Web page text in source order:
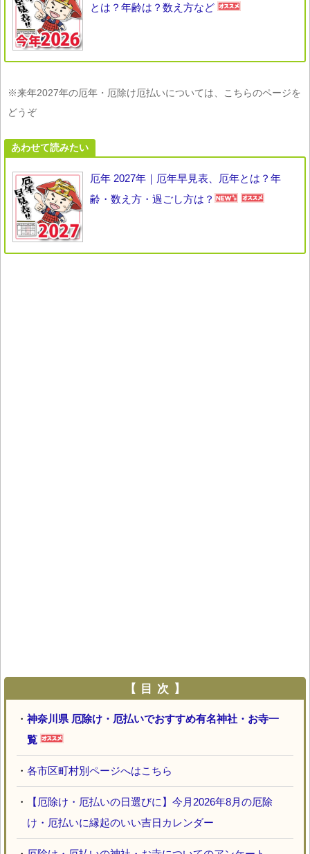
とは？年齢は？数え方など
※来年2027年の厄年・厄除け厄払いについては、こちらのページを
どうぞ
あわせて読みたい
厄年 2027年｜厄年早見表、厄年とは？年
齢・数え方・過ごし方は？
【 目 次 】
・ 神奈川県 厄除け・厄払いでおすすめ有名神社・お寺一
覧
・ 各市区町村別ページへはこちら
・
【厄除け・厄払いの日選びに】今月2026年8月の厄除
け・厄払いに縁起のいい吉日カレンダー